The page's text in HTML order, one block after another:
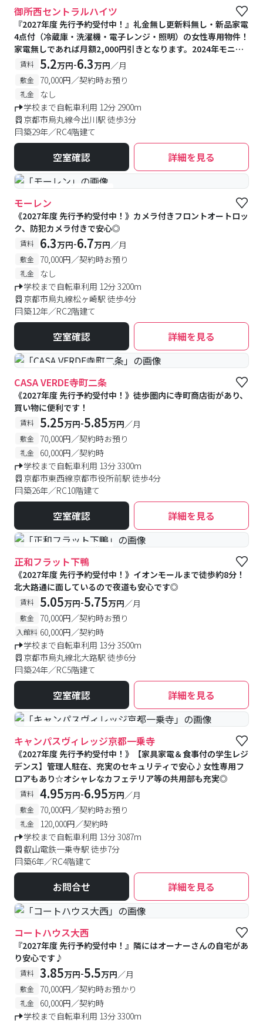
御所西セントラルハイツ
『2027年度 先行予約受付中！』礼金無し更新料無し・新品家電
4点付（冷蔵庫・洗濯機・電⼦レンジ・照明）の女性専用物件！
家電無しであれば月額2,000円引きとなります。2024年モニタ
ー付きインターホンと集合ポスト新設！シングルレバーに交換
賃料 5.2万円-6.3万円／月
敷金 70,000円／契約時お預り
礼金
なし
学校まで自転車利用 12分 2900m
京都市烏丸線今出川駅 徒歩3分
築29年／RC4階建て
空室確認 詳細を見る
#予約受付中 #空室待ち
モーレン
《2027年度 先行予約受付中！》カメラ付きフロントオートロッ
ク、防犯カメラ付きで安心◎
賃料 6.3万円-6.7万円／月
敷金 70,000円／契約時お預り
礼金
なし
学校まで自転車利用 12分 3200m
京都市烏丸線松ヶ崎駅 徒歩4分
築12年／RC2階建て
空室確認 詳細を見る
#予約受付中 #空室待ち
CASA VERDE寺町二条
《2027年度 先行予約受付中！》徒歩圏内に寺町商店街があり、
買い物に便利です！
賃料 5.25万円-5.85万円／月
敷金 70,000円／契約時お預り
礼金
60,000円／契約時
学校まで自転車利用 13分 3300m
京都市東西線京都市役所前駅 徒歩4分
築26年／RC10階建て
空室確認 詳細を見る
#予約受付中 #空室待ち
正和フラット下鴨
《2027年度 先行予約受付中！》イオンモールまで徒歩約8分！
北大路通に面しているので夜道も安心です◎
賃料 5.05万円-5.75万円／月
敷金 70,000円／契約時お預り
入館料 60,000円／契約時
学校まで自転車利用 13分 3500m
京都市烏丸線北大路駅 徒歩6分
築24年／RC5階建て
空室確認 詳細を見る
#食事付き #女性専用フロアあり
キャンパスヴィレッジ京都一乗寺
《2027年度 先行予約受付中！》【家具家電＆食事付の学生レジ
デンス】管理人駐在、充実のセキュリティで安心♪女性専用フ
ロアもあり☆オシャレなカフェテリア等の共用部も充実◎
賃料 4.95万円-6.95万円／月
敷金 70,000円／契約時お預り
礼金
120,000円／契約時
学校まで自転車利用 13分 3087m
叡山電鉄一乗寺駅 徒歩7分
築6年／RC4階建て
お問合せ 詳細を見る
コートハウス大西
『2027年度 先行予約受付中！』隣にはオーナーさんの自宅があ
り安心です♪
賃料 3.85万円-5.5万円／月
敷金 70,000円／契約時お預かり
礼金
60,000円／契約時
学校まで自転車利用 13分 3300m